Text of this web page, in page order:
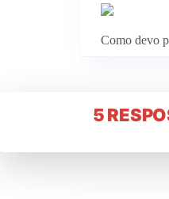
Como devo
5